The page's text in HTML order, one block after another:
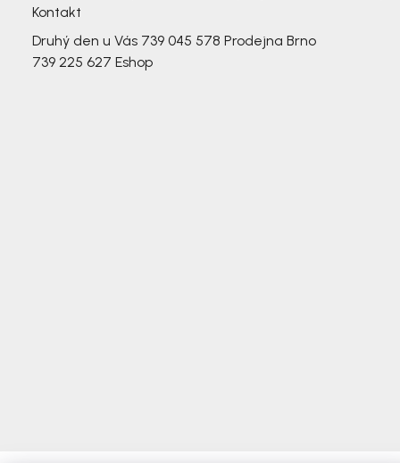
Kontakt
Druhý den u Vás 739 045 578 Prodejna Brno
739 225 627 Eshop